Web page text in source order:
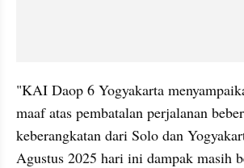
"KAI Daop 6 Yogyakarta
maaf atas pembatalan perjalanan
keberangkatan dari Solo dan
Agustus 2025 hari ini dampak masih